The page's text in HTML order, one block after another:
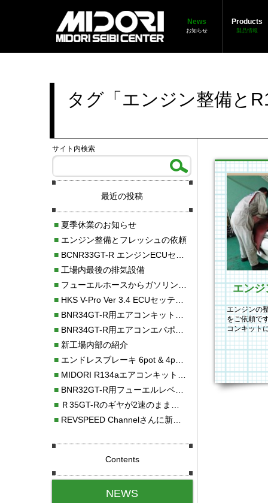
News
お知らせ
Products
製品情報
タグ「エンジン整備と
エンジンの
をご依頼で
コンキット
備から始
サイト内検索
最近の投稿
■夏季休業のお知らせ
■エンジン整備とフレッシュの依頼
■BCNR33GT-R エンジンECUセッティング調整
■工場内最後の排気設備
■フューエルホースからガソリン漏れ
■HKS V-Pro Ver 3.4 ECUセッティング
■BNR34GT-R用エアコンキット新発売！！
■BNR34GT-R用エアコンエバポレーターを新発売！！
■新工場内部の紹介
■エンドレスブレーキ 6pot & 4potオーバーホール
■MIDORI R134aエアコンキットタイプⅡ取り付け
■BNR32GT-R用フューエルレベルセンサー新発売！！
■Ｒ35GT-Rのギヤが2速のまま変速しない！！
■REVSPEED Channelさんに新社屋を紹介していただきました!!
Contents
NEWS